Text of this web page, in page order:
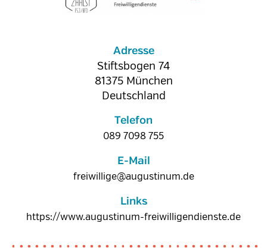
Adresse
Stiftsbogen 74
81375 München
Deutschland
Telefon
089 7098 755
E-Mail
freiwillige@augustinum.de
Links
https://www.augustinum-freiwilligendienste.de